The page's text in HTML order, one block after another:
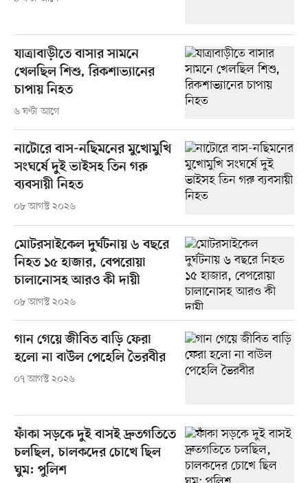
যাত্রাবাড়ীতে বাসার সামনে
খেলছিল শিশু, রিকশাভ্যানের
চাপায় নিহত
৬ ঘণ্টা আগে
নাটোরে বাস-নছিমনের মুখোমুখি
সংঘর্ষে দুই ভাইসহ তিন গরু
ব্যবসায়ী নিহত
০৮ আগস্ট ২০২৬
মোটরসাইকেল দুর্ঘটনায় ৬ বছরে
নিহত ১৫ হাজার, বেপরোয়া
চালানোসহ আরও কী দায়ী
০৮ আগস্ট ২০২৬
গান গেয়ে জীবিত বাড়ি ফেরা
হলো না বাউল পেহেলি ভৈরবীর
০৭ আগস্ট ২০২৬
ফাঁকা সড়কে দুই বাসই দ্রুতগতিতে
চলছিল, চালকদের চোখে ছিল
ঘুম: পুলিশ